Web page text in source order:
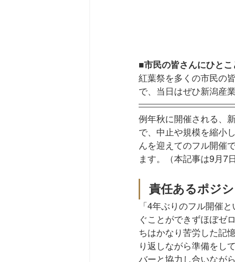
■市民の皆さんにひとこ
紅葉祭を多くの市民の
で、当日はぜひ新潟産
例年秋に開催される、
で、中止や規模を縮小
んを迎えてのフル開催
ます。（本記事は9月7
責任あるポジ
「4年ぶりのフル開催
ぐことができずほぼゼ
ちはかなり苦労した記
り返しながら準備をし
バーと協力し合いなが